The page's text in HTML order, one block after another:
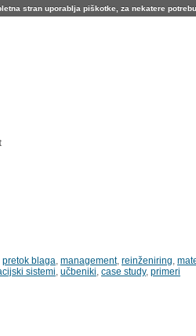
stran uporablja piškotke, za nekatere
pretok blaga management, reinženiring
sistemi učbeniki case study, primeri